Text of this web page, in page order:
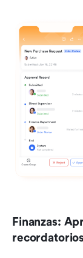
Finanzas: